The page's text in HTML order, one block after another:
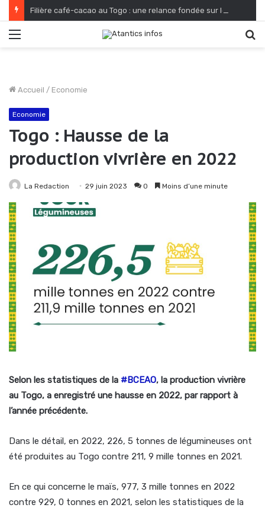
Accueil / Economie
Economie
Togo : Hausse de la
production vivrière en 2022
La Redaction 29 juin 2023 0 Moins d’une minute
Selon les statistiques de la #BCEAO, la production vivrière
au Togo, a enregistré une hausse en 2022, par rapport à
l’année précédente.
Dans le détail, en 2022, 226, 5 tonnes de légumineuses ont
été produites au Togo contre 211, 9 mille tonnes en 2021.
En ce qui concerne le maïs, 977, 3 mille tonnes en 2022
contre 929, 0 tonnes en 2021, selon les statistiques de la